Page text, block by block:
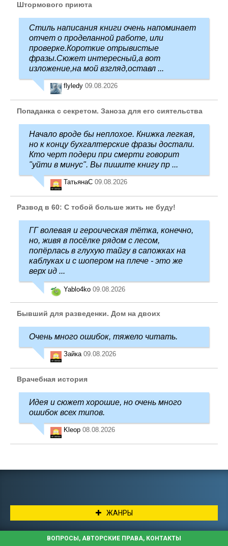
Штормового приюта
Стиль написания книги очень напоминает
отчет о проделанной работе, или
проверке.Короткие отрывистые
фразы.Сюжет интересный,а вот
изложение,на мой взгляд,оставл ...
flyledy 09.08.2026
Попаданка с секретом. Заноза для его сиятельства
Начало вроде бы неплохое. Книжка легкая,
но к концу бухгалтерские фразы достали.
Кто черт подери при смерти говорит
"уйти в минус". Вы пишите книгу пр ...
ТатьянаC 09.08.2026
Развод в 60: С тобой больше жить не буду!
ГГ волевая и героическая тётка, конечно,
но, живя в посёлке рядом с лесом,
попёрлась в глухую тайгу в сапожках на
каблуках и с шопером на плече - это же
верх ид ...
Yablo4ko 09.08.2026
Бывший для разведенки. Дом на двоих
Очень много ошибок, тяжело читать.
Зайка 09.08.2026
Врачебная история
Идея и сюжет хорошие, но очень много
ошибок всех типов.
Kleop 08.08.2026
ЖАНРЫ
ВОПРОСЫ, АВТОРСКИЕ ПРАВА, КОНТАКТЫ